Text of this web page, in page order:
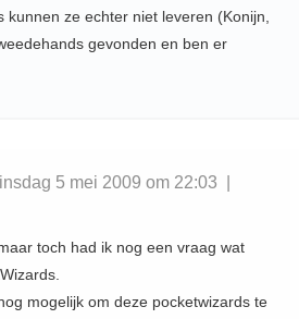
kunnen ze echter niet leveren (Konijn,
gevonden en ben er
5 mei 2009 om 22:03 |
toch had ik nog een vraag wat
mogelijk om deze pocketwizards te